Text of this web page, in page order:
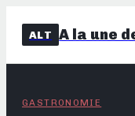
ALT A la une
GASTRONOMIE